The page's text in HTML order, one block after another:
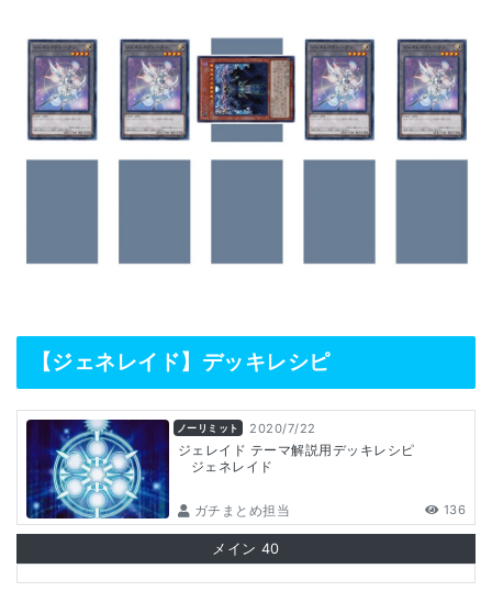
【ジェネレイド】デッキレシピ
ノーリミット 2020/7/22
ジェレイド テーマ解説用デッキレシピ
ジェネレイド
ガチまとめ担当 136
メイン 40